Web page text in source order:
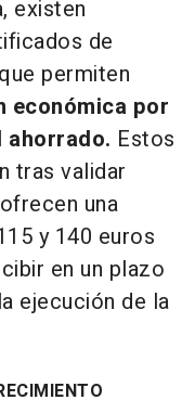
existen
de
permiten
económica por
ahorrado. Estos
tras validar
una
y 140 euros
en un plazo
ejecución de la